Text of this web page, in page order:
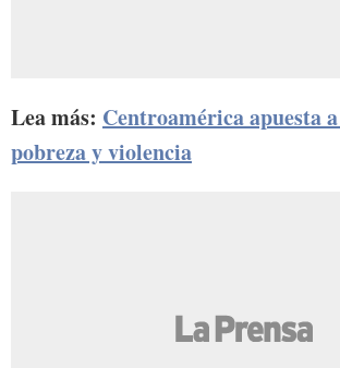
Lea más: Centroamérica apuesta
pobreza y violencia